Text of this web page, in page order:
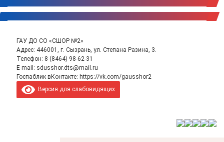
ГАУ ДО СО «СШОР №2»
Адрес: 446001, г. Сызрань, ул. Степана Разина, 3.
Телефон: 8 (8464) 98-62-31
E-mail: sdusshor.dts@mail.ru
Госпаблик вКонтакте: https://vk.com/gausshor2
Версия для слабовидящих